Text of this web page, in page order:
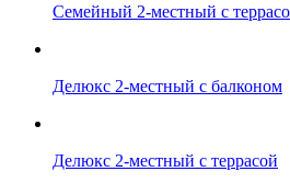
Семейный 2-местный с
Делюкс 2-местный с балконом
Делюкс 2-местный с террасой